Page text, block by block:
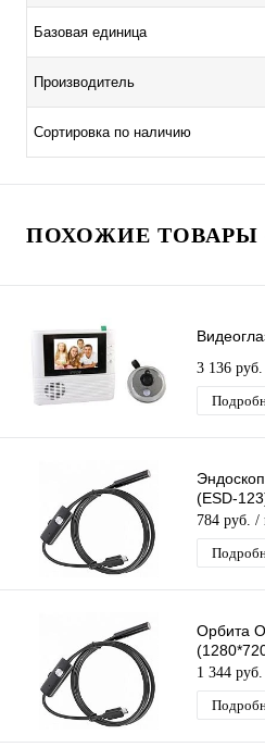
Базовая единица
Производитель
Сортировка по наличию
ПОХОЖИЕ ТОВАРЫ
3 136 руб.
(ESD-
784 руб. /
Орбита
1 344 руб.